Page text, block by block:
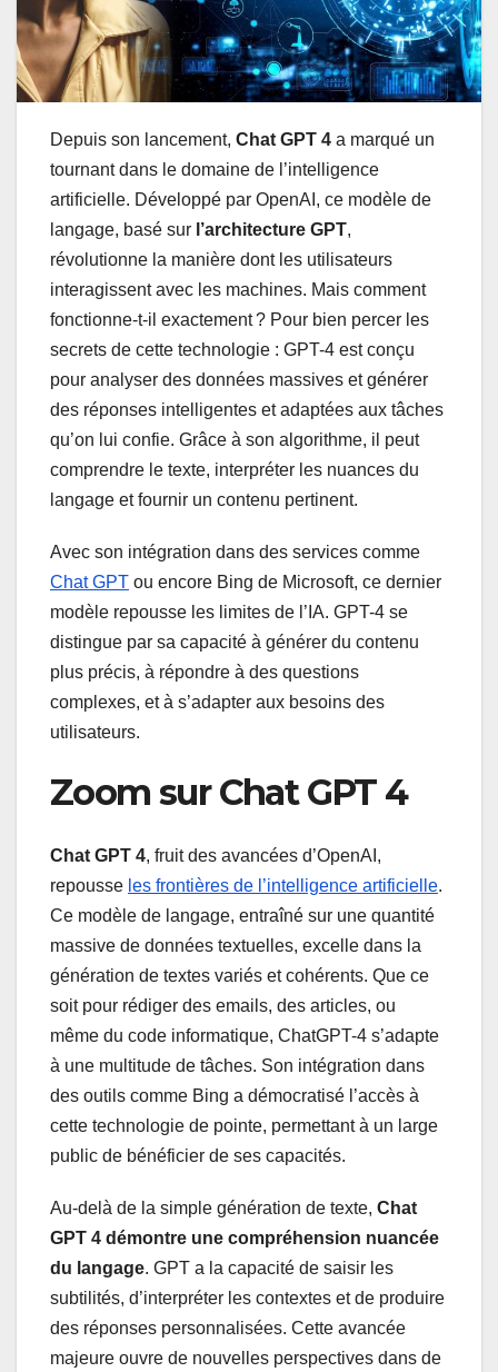
Depuis son lancement, Chat GPT 4 a marqué un
tournant dans le domaine de l’intelligence
artificielle. Développé par OpenAI, ce modèle de
langage, basé sur l’architecture GPT,
révolutionne la manière dont les utilisateurs
interagissent avec les machines. Mais comment
fonctionne-t-il exactement ? Pour bien percer les
secrets de cette technologie : GPT-4 est conçu
pour analyser des données massives et générer
des réponses intelligentes et adaptées aux tâches
qu’on lui confie. Grâce à son algorithme, il peut
comprendre le texte, interpréter les nuances du
langage et fournir un contenu pertinent.
Avec son intégration dans des services comme
Chat GPT ou encore Bing de Microsoft, ce dernier
modèle repousse les limites de l’IA. GPT-4 se
distingue par sa capacité à générer du contenu
plus précis, à répondre à des questions
complexes, et à s’adapter aux besoins des
utilisateurs.
Zoom sur Chat GPT 4
Chat GPT 4, fruit des avancées d’OpenAI,
repousse les frontières de l’intelligence artificielle.
Ce modèle de langage, entraîné sur une quantité
massive de données textuelles, excelle dans la
génération de textes variés et cohérents. Que ce
soit pour rédiger des emails, des articles, ou
même du code informatique, ChatGPT-4 s’adapte
à une multitude de tâches. Son intégration dans
des outils comme Bing a démocratisé l’accès à
cette technologie de pointe, permettant à un large
public de bénéficier de ses capacités.
Au-delà de la simple génération de texte, Chat
GPT 4 démontre une compréhension nuancée
du langage. GPT a la capacité de saisir les
subtilités, d’interpréter les contextes et de produire
des réponses personnalisées. Cette avancée
majeure ouvre de nouvelles perspectives dans de